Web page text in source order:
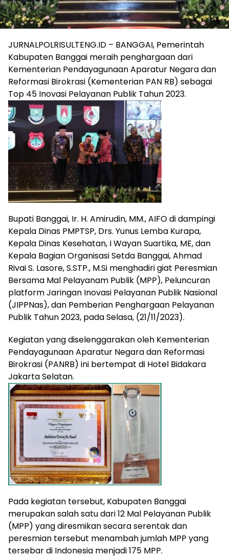
JURNALPOLRISULTENG.ID – BANGGAI, Pemerintah
Kabupaten Banggai meraih penghargaan dari
Kementerian Pendayagunaan Aparatur Negara dan
Reformasi Birokrasi (Kementerian PAN RB) sebagai
Top 45 Inovasi Pelayanan Publik Tahun 2023.
Bupati Banggai, Ir. H. Amirudin, MM., AIFO di dampingi
Kepala Dinas PMPTSP, Drs. Yunus Lemba Kurapa,
Kepala Dinas Kesehatan, I Wayan Suartika, ME, dan
Kepala Bagian Organisasi Setda Banggai, Ahmad
Rivai S. Lasore, S.STP., M.Si menghadiri giat Peresmian
Bersama Mal Pelayanam Publik (MPP), Peluncuran
platform Jaringan Inovasi Pelayanan Publik Nasional
(JIPPNas), dan Pemberian Penghargaan Pelayanan
Publik Tahun 2023, pada Selasa, (21/11/2023).
Kegiatan yang diselenggarakan oleh Kementerian
Pendayagunaan Aparatur Negara dan Reformasi
Birokrasi (PANRB) ini bertempat di Hotel Bidakara
Jakarta Selatan.
Pada kegiatan tersebut, Kabupaten Banggai
merupakan salah satu dari 12 Mal Pelayanan Publik
(MPP) yang diresmikan secara serentak dan
peresmian tersebut menambah jumlah MPP yang
tersebar di Indonesia menjadi 175 MPP.